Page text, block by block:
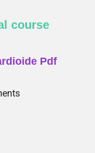
course
Pdf